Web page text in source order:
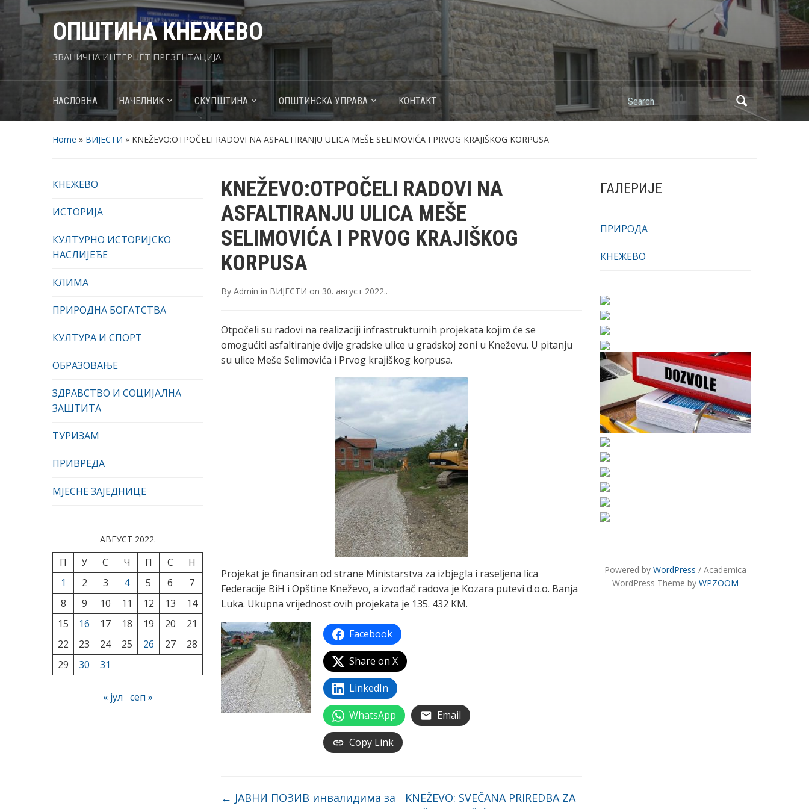
ОПШТИНА КНЕЖЕВО
ЗВАНИЧНА ИНТЕРНЕТ ПРЕЗЕНТАЦИЈА
НАСЛОВНА НАЧЕЛНИК СКУПШТИНА ОПШТИНСКА УПРАВА КОНТАКТ Search
Home » ВИЈЕСТИ » KNEŽEVO:OTPOČELI RADOVI NA ASFALTIRANJU ULICA MEŠE SELIMOVIĆA I PRVOG KRAJIŠKOG KORPUSA
КНЕЖЕВО
ИСТОРИЈА
КУЛТУРНО ИСТОРИЈСКО
НАСЛИЈЕЂЕ
КЛИМА
ПРИРОДНА БОГАТСТВА
КУЛТУРА И СПОРТ
ОБРАЗОВАЊЕ
ЗДРАВСТВО И СОЦИЈАЛНА
ЗАШТИТА
ТУРИЗАМ
ПРИВРЕДА
МЈЕСНЕ ЗАЈЕДНИЦЕ
АВГУСТ 2022.
П У С Ч П С
Н
1
2 3 4 5 6
7
8
9 10 11 12 13
14
15
16 17 18 19 20
21
22
23 24 25 26 27
28
29
30 31
« јул сеп »
KNEŽEVO:OTPOČELI RADOVI NA
ASFALTIRANJU ULICA MEŠE
SELIMOVIĆA I PRVOG KRAJIŠKOG
KORPUSA
By Admin in ВИЈЕСТИ on 30. август 2022..
Otpočeli su radovi na realizaciji infrastrukturnih projekata kojim će se
omogućiti asfaltiranje dvije gradske ulice u gradskoj zoni u Kneževu. U pitanju
su ulice Meše Selimovića i Prvog krajiškog korpusa.
Projekat je finansiran od strane Ministarstva za izbjegla i raseljena lica
Federacije BiH i Opštine Kneževo, a izvođač radova je Kozara putevi d.o.o. Banja
Luka. Ukupna vrijednost ovih projekata je 135. 432 KM.
Facebook
Share on X
LinkedIn
WhatsApp Email
Copy Link
← ЈАВНИ ПОЗИВ инвалидима за
KNEŽEVO: SVEČANA PRIREDBA ZA
ГАЛЕРИЈЕ
ПРИРОДА
КНЕЖЕВО
Powered by WordPress / Academica
WordPress Theme by WPZOOM